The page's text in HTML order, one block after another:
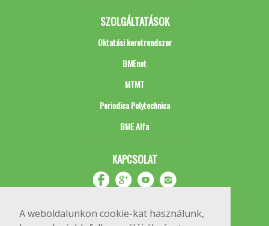
A weboldalunkon cookie-kat használunk,
SZOLGÁLTATÁSOK
Oktatási keretrendszer
BMEnet
MTMT
Periodica Polytechnica
BME Alfa
KAPCSOLAT